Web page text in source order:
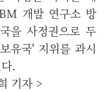
개발 연구소 방
을 사정권으로 두
유국' 지위를 과시
해석된다.
자 >